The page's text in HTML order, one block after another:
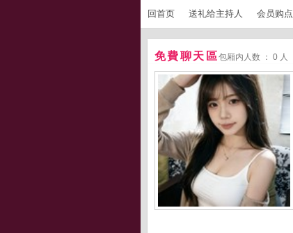
回首页 送礼给主持人 会员购点
免費聊天區包厢内人数 ： 0 人